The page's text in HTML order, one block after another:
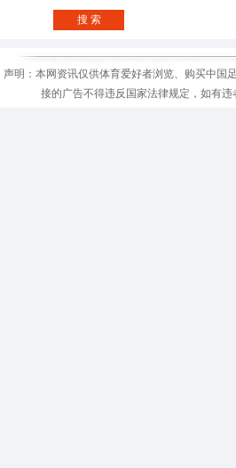
搜 索
声明：本网资讯仅供体育爱好者浏览、购买中国
接的广告不得违反国家法律规定，如有